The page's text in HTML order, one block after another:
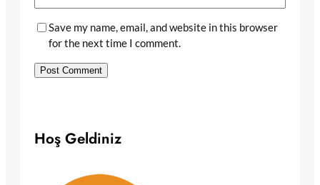
Save my name, email, and website in this browser
for the next time I comment.
Hoş Geldiniz